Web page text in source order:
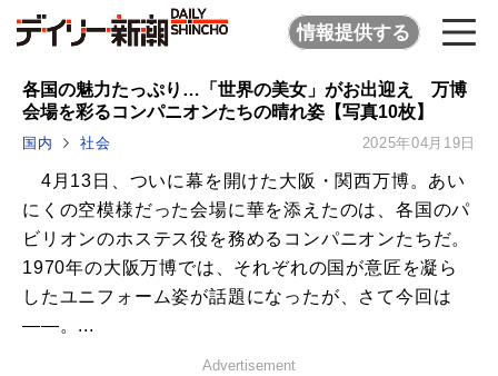
情報提供する
各国の魅力たっぷり…「世界の美女」がお出迎え 万博
会場を彩るコンパニオンたちの晴れ姿【写真10枚】
国内 社会 2025年04月19日
4月13日、ついに幕を開けた大阪・関西万博。あい
にくの空模様だった会場に華を添えたのは、各国のパ
ビリオンのホステス役を務めるコンパニオンたちだ。
1970年の大阪万博では、それぞれの国が意匠を凝ら
したユニフォーム姿が話題になったが、さて今回は
――。...
Advertisement